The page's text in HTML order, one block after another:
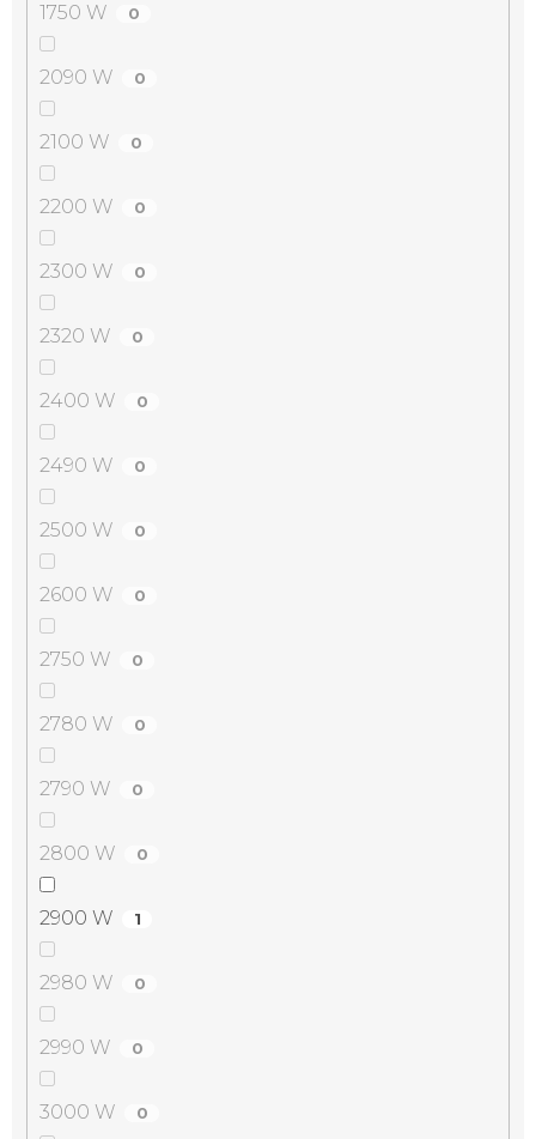
1750 W 0
2090 W 0
2100 W 0
2200 W 0
2300 W 0
2320 W 0
2400 W 0
2490 W 0
2500 W 0
2600 W 0
2750 W 0
2780 W 0
2790 W 0
2800 W 0
2900 W 1
2980 W 0
2990 W 0
3000 W 0